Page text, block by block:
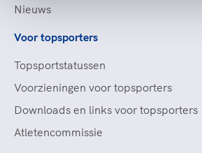
Nieuws
Voor topsporters
Topsportstatussen
Voorzieningen voor topsporters
Downloads en links voor topsporters
Atletencommissie